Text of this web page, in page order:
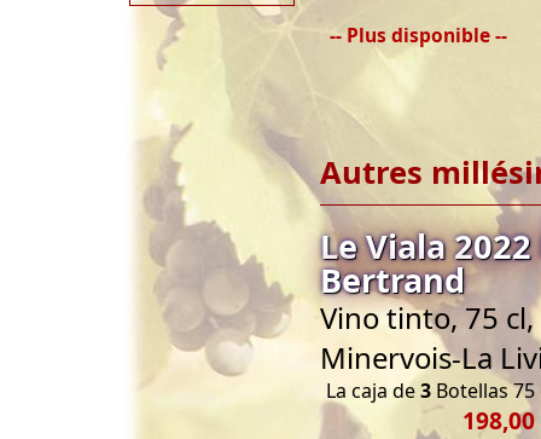
-- Plus disponible --
Autres
Le Viala
Bertrand
Vino tinto, 75
Minervois-La
La caja de3 Botellas 75
198,00